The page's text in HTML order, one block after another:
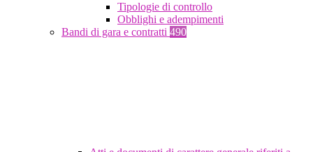
Tipologie di controllo
Obblighi e adempimenti
Bandi di gara e contratti 490